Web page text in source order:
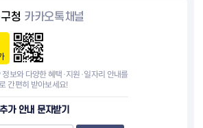
청 카카오톡채널
보와 다양한 혜택·지원·일자리 안내를
간편히 받아보세요!
가 안내 문자받기